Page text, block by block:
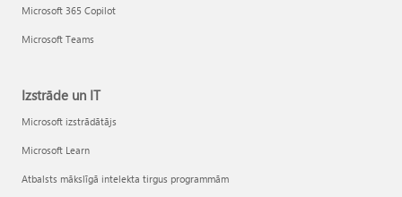
Microsoft 365 Copilot
Microsoft Teams
Izstrāde un IT
Microsoft izstrādātājs
Microsoft Learn
Atbalsts mākslīgā intelekta tirgus programmām